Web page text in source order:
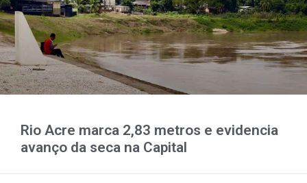
Rio Acre marca 2,83 metros e evidencia
avanço da seca na Capital